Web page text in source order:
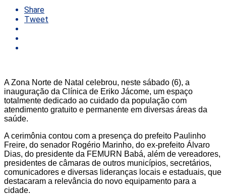
Share
Tweet
A Zona Norte de Natal celebrou, neste sábado (6), a
inauguração da Clínica de Eriko Jácome, um espaço
totalmente dedicado ao cuidado da população com
atendimento gratuito e permanente em diversas áreas da
saúde.
A cerimônia contou com a presença do prefeito Paulinho
Freire, do senador Rogério Marinho, do ex-prefeito Álvaro
Dias, do presidente da FEMURN Babá, além de vereadores,
presidentes de câmaras de outros municípios, secretários,
comunicadores e diversas lideranças locais e estaduais, que
destacaram a relevância do novo equipamento para a
cidade.